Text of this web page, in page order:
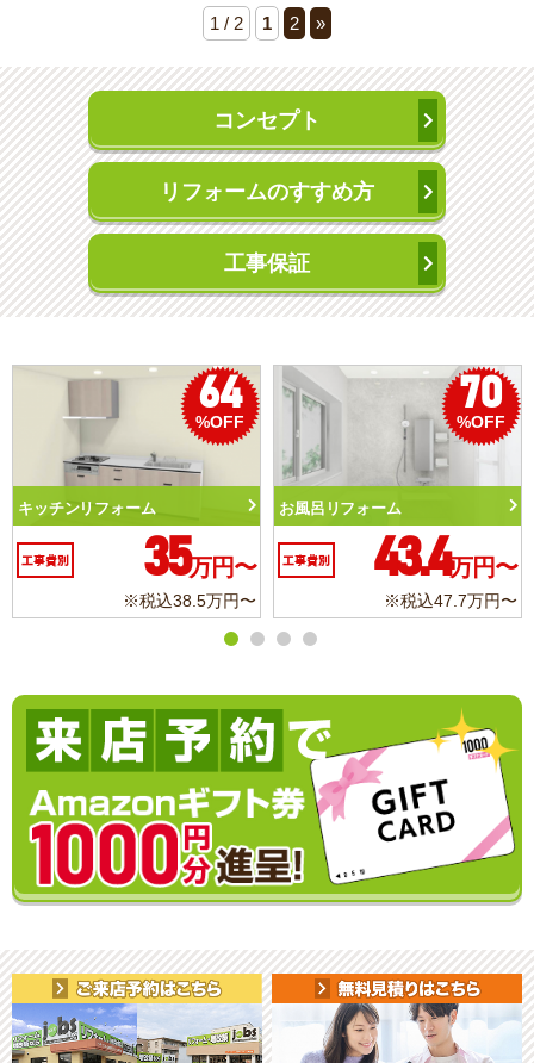
1 / 2 1 2 »
コンセプト
リフォームのすすめ方
工事保証
70
%OFF
万円〜
税込47.7万円〜
50
トイレリフォーム
工事費別 10.3万円〜
※税込11.3万円〜
洗面化粧台リフ
工事費別